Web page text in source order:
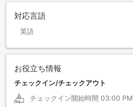
対応言語
英語
お役立ち情報
チェックイン/チェックアウト
チェックイン開始時間 03:00 PM